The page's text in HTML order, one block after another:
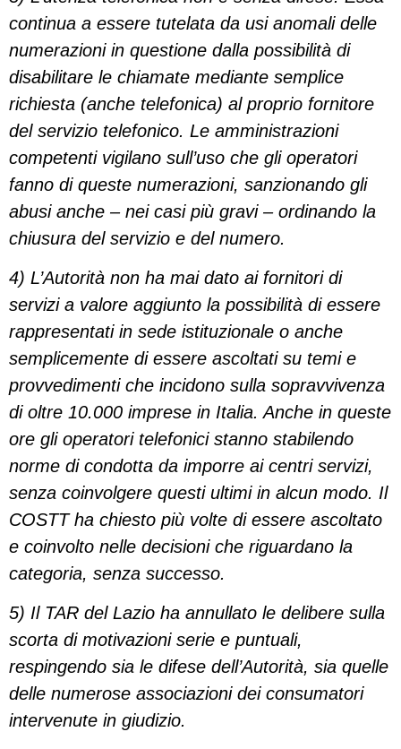
continua a essere tutelata da usi anomali delle
numerazioni in questione dalla possibilità di
disabilitare le chiamate mediante semplice
richiesta (anche telefonica) al proprio fornitore
del servizio telefonico. Le amministrazioni
competenti vigilano sull’uso che gli operatori
fanno di queste numerazioni, sanzionando gli
abusi anche – nei casi più gravi – ordinando la
chiusura del servizio e del numero.
4) L’Autorità non ha mai dato ai fornitori di
servizi a valore aggiunto la possibilità di essere
rappresentati in sede istituzionale o anche
semplicemente di essere ascoltati su temi e
provvedimenti che incidono sulla sopravvivenza
di oltre 10.000 imprese in Italia. Anche in queste
ore gli operatori telefonici stanno stabilendo
norme di condotta da imporre ai centri servizi,
senza coinvolgere questi ultimi in alcun modo. Il
COSTT ha chiesto più volte di essere ascoltato
e coinvolto nelle decisioni che riguardano la
categoria, senza successo.
5) Il TAR del Lazio ha annullato le delibere sulla
scorta di motivazioni serie e puntuali,
respingendo sia le difese dell’Autorità, sia quelle
delle numerose associazioni dei consumatori
intervenute in giudizio.